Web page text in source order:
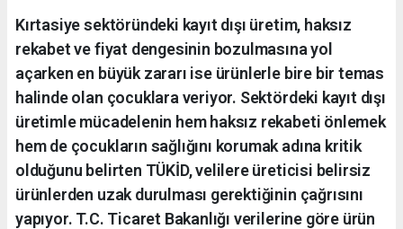
Kırtasiye sektöründeki kayıt dışı üretim, haksız
rekabet ve fiyat dengesinin bozulmasına yol
açarken en büyük zararı ise ürünlerle bire bir temas
halinde olan çocuklara veriyor. Sektördeki kayıt dışı
üretimle mücadelenin hem haksız rekabeti önlemek
hem de çocukların sağlığını korumak adına kritik
olduğunu belirten TÜKİD, velilere üreticisi belirsiz
ürünlerden uzak durulması gerektiğinin çağrısını
yapıyor. T.C. Ticaret Bakanlığı verilerine göre ürün